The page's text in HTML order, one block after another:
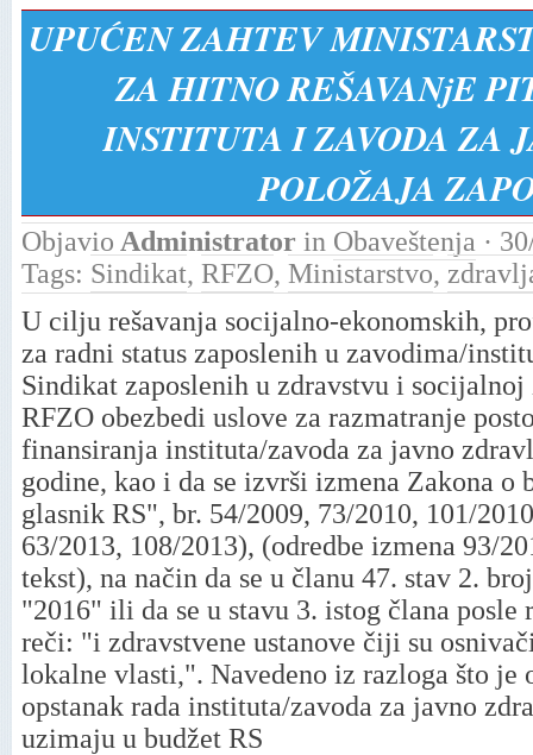
UPUĆEN ZAHTEV
ZA HITNO REŠAVANjE
INSTITUTA I ZAVODA ZA
POLOŽAJA
Objavio Administrator in Obaveštenja ·
Tags: Sindikat, RFZO, Ministarstvo,
U cilju rešavanja socijalno-ekonomskih,
za radni status zaposlenih u zavodima/
Sindikat zaposlenih u zdravstvu i
RFZO obezbedi uslove za razmatranje
finansiranja instituta/zavoda za javno
godine, kao i da se izvrši izmena Zakona o
glasnik RS", br. 54/2009, 73/2010, 101/
63/2013, 108/2013), (odredbe izmena 93/
tekst), na način da se u članu 47. stav 2.
"2016" ili da se u stavu 3. istog člana
reči: "i zdravstvene ustanove čiji su
lokalne vlasti,". Navedeno iz razloga što je
opstanak rada instituta/zavoda za javno
uzimaju u budžet RS